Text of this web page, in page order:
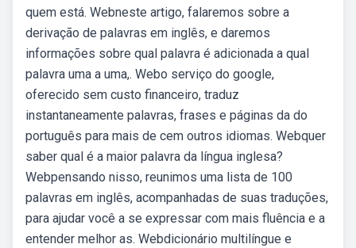
quem está. Webneste artigo, falaremos sobre a
derivação de palavras em inglês, e daremos
informações sobre qual palavra é adicionada a qual
palavra uma a uma,. Webo serviço do google,
oferecido sem custo financeiro, traduz
instantaneamente palavras, frases e páginas da do
português para mais de cem outros idiomas. Webquer
saber qual é a maior palavra da língua inglesa?
Webpensando nisso, reunimos uma lista de 100
palavras em inglês, acompanhadas de suas traduções,
para ajudar você a se expressar com mais fluência e a
entender melhor as. Webdicionário multilíngue e